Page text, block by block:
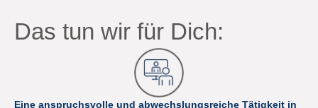
Das tun wir für Dich:
Eine anspruchsvolle und abwechslungsreiche Tätigkeit in